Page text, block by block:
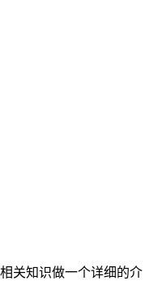
关知识做一个详细的介